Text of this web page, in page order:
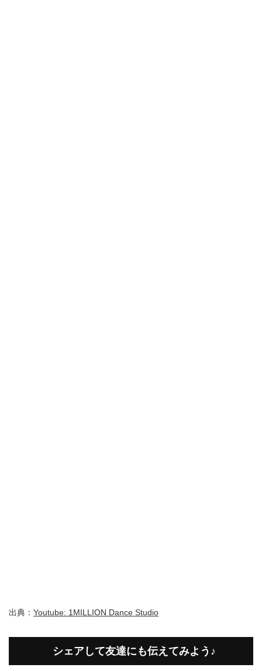
出典： Youtube: 1MILLION Dance Studio
シェアして友達にも伝えてみよう♪